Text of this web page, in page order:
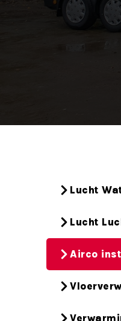
Lucht
Lucht
Airco